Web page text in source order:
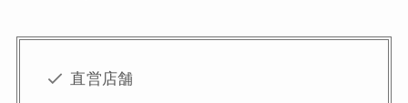
直営店舗